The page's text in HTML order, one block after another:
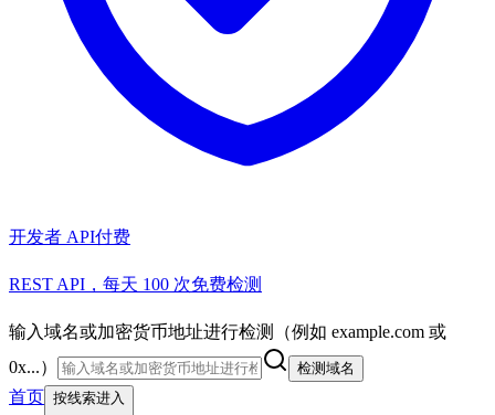
开发者 API付费
REST API，每天 100 次免费检测
输入域名或加密货币地址进行检测（例如 example.com 或
0x...）
检测域名
首页 按线索进入